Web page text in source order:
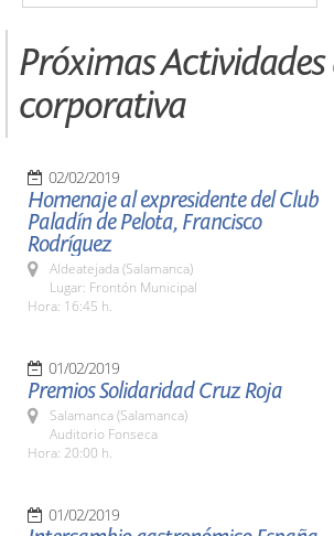
Próximas Actividades
corporativa
02/02/2019
Homenaje al expresidente del Club
Paladín de Pelota, Francisco
Rodríguez
Aldeatejada (Salamanca)
Lugar: Frontón Municipal
Hora: 16:45 h.
01/02/2019
Premios Solidaridad Cruz Roja
Salamanca (Salamanca)
Auditorio Fonseca
Hora: 20:00 h.
01/02/2019